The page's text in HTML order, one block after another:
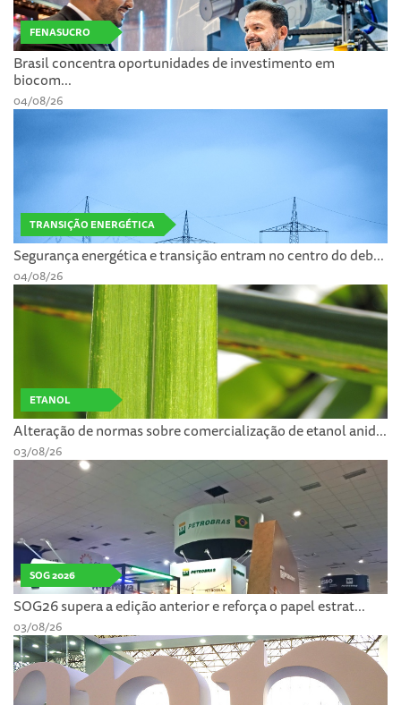
FENASUCRO
Brasil concentra oportunidades de investimento em
biocom...
04/08/26
TRANSIÇÃO ENERGÉTICA
Segurança energética e transição entram no centro do deb...
04/08/26
ETANOL
Alteração de normas sobre comercialização de etanol anid...
03/08/26
SOG 2026
SOG26 supera a edição anterior e reforça o papel estrat...
03/08/26